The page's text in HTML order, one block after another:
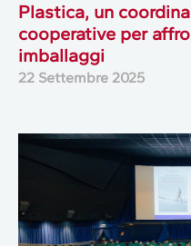
Plastica, un
cooperative per
imballaggi
22 Settembre 2025